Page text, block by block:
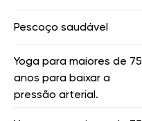
Pescoço saudável
Yoga para maiores de 75
anos para baixar a
pressão arterial.